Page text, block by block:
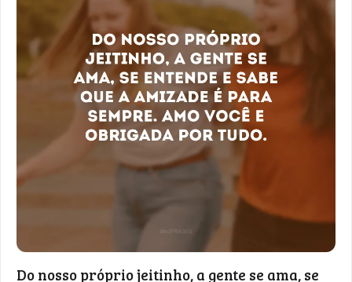
Do nosso próprio jeitinho, a gente se ama, se